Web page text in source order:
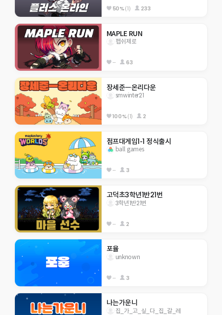
50%(1) 233
MAPLE RUN
펩쉬제로
-- 63
장세준ㅡ온리다운
smwinter21
100%(1) 2
점프대게임1-1 정식출시
ball games
-- 3
고덕초3학년1반21번
3학년1반21번
-- 2
포율
unknown
-- 3
나는가운니
집_가_고_싶_다_집_갈_레